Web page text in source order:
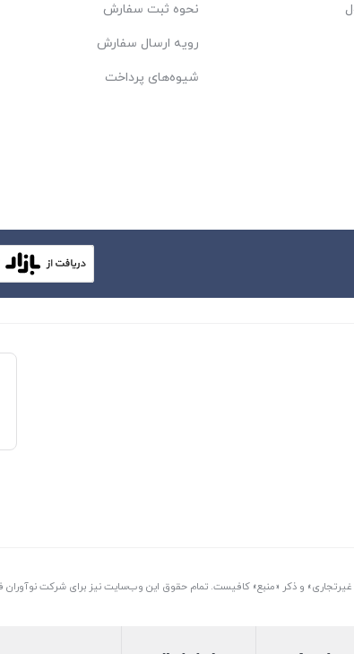
نحوه ثبت سفارش
رویه ارسال سفارش
شیوه‌های پرداخت
و ذکر «منبع» کافیست. تمام حقوق اين وب‌سايت نیز برای شرکت نوآوران